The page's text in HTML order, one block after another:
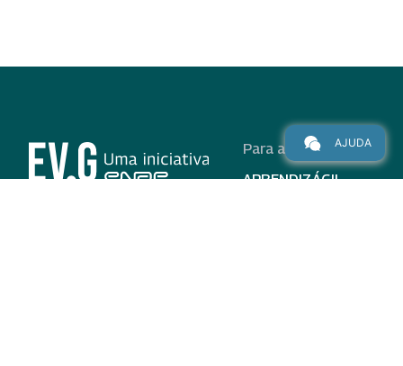
Para alunos
APRENDIZÁGIL
AJUDA